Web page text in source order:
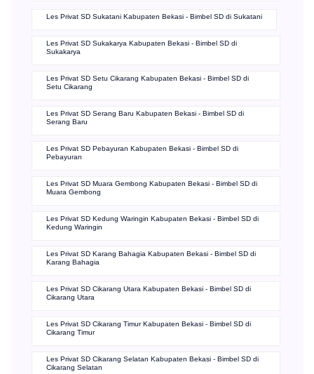
Les Privat SD Sukatani Kabupaten Bekasi - Bimbel SD di Sukatani
Les Privat SD Sukakarya Kabupaten Bekasi - Bimbel SD di
Sukakarya
Les Privat SD Setu Cikarang Kabupaten Bekasi - Bimbel SD di
Setu Cikarang
Les Privat SD Serang Baru Kabupaten Bekasi - Bimbel SD di
Serang Baru
Les Privat SD Pebayuran Kabupaten Bekasi - Bimbel SD di
Pebayuran
Les Privat SD Muara Gembong Kabupaten Bekasi - Bimbel SD di
Muara Gembong
Les Privat SD Kedung Waringin Kabupaten Bekasi - Bimbel SD di
Kedung Waringin
Les Privat SD Karang Bahagia Kabupaten Bekasi - Bimbel SD di
Karang Bahagia
Les Privat SD Cikarang Utara Kabupaten Bekasi - Bimbel SD di
Cikarang Utara
Les Privat SD Cikarang Timur Kabupaten Bekasi - Bimbel SD di
Cikarang Timur
Les Privat SD Cikarang Selatan Kabupaten Bekasi - Bimbel SD di
Cikarang Selatan